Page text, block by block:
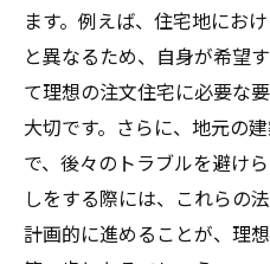
ます。例えば、住宅地にお
と異なるため、自身が希望
て理想の注文住宅に必要な
大切です。さらに、地元の
で、後々のトラブルを避け
しをする際には、これらの
計画的に進めることが、理